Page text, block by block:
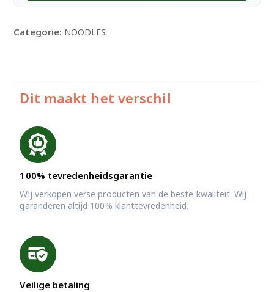
Categorie: NOODLES
Dit maakt het verschil
100% tevredenheidsgarantie
Wij verkopen verse producten van de beste kwaliteit. Wij
garanderen altijd 100% klanttevredenheid.
Veilige betaling